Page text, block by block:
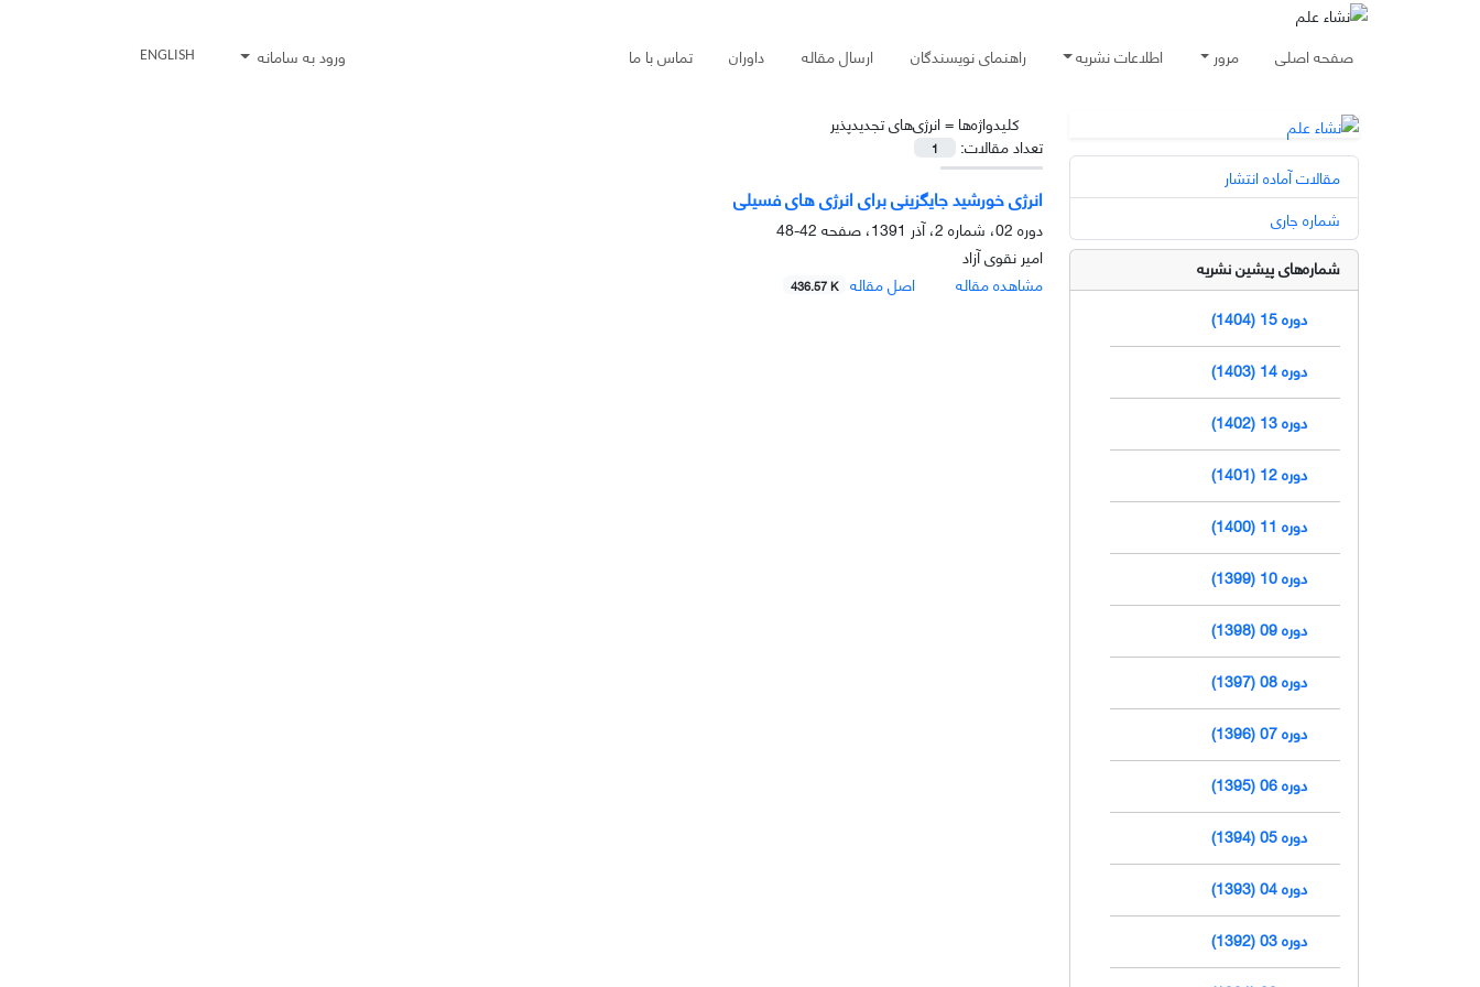
صفحه اصلی مرور اطلاعات نشریه راهنمای نویسندگان ارسال مقاله داوران تماس با ما ورود به سامانه ENGLISH
کلیدواژه‌ها =انرژی‌های تجدید‌پذیر
تعداد مقالات:
1
انرژی خورشید جایگزینی برای انرژی های فسیلی
دوره 02، شماره 2، آذر 1391، صفحه
42-48
امیر نقوی آزاد
مشاهده مقاله
اصل مقاله 436.57 K
مقالات آماده انتشار
شماره جاری
شماره‌های پیشین نشریه
دوره 15 (1404)
دوره 14 (1403)
دوره 13 (1402)
دوره 12 (1401)
دوره 11 (1400)
دوره 10 (1399)
دوره 09 (1398)
دوره 08 (1397)
دوره 07 (1396)
دوره 06 (1395)
دوره 05 (1394)
دوره 04 (1393)
دوره 03 (1392)